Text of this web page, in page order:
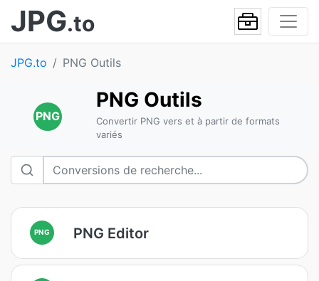
JPG.to
JPG.to PNG Outils
PNG
PNG Outils
Convertir PNG vers et à partir de formats
variés
PNG PNG Editor